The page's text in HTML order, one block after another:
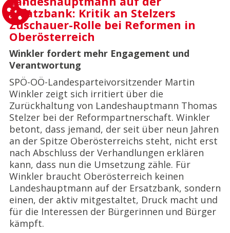
Ersatzbank: Kritik an Stelzers
Zuschauer-Rolle bei Reformen in
Oberösterreich
Winkler fordert mehr Engagement und
Verantwortung
SPÖ-OÖ-Landesparteivorsitzender Martin
Winkler zeigt sich irritiert über die
Zurückhaltung von Landeshauptmann Thomas
Stelzer bei der Reformpartnerschaft. Winkler
betont, dass jemand, der seit über neun Jahren
an der Spitze Oberösterreichs steht, nicht erst
nach Abschluss der Verhandlungen erklären
kann, dass nun die Umsetzung zähle. Für
Winkler braucht Oberösterreich keinen
Landeshauptmann auf der Ersatzbank, sondern
einen, der aktiv mitgestaltet, Druck macht und
für die Interessen der Bürgerinnen und Bürger
kämpft.